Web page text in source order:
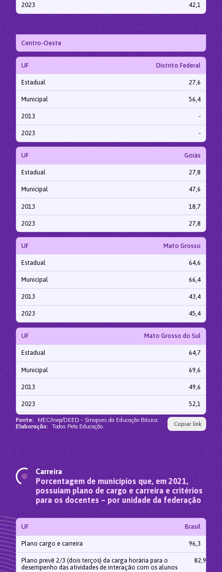
2023 42,1
Centro-Oeste
UF Distrito Federal
Estadual 27,6
Municipal 56,4
2013 -
2023 -
UF Goiás
Estadual 27,8
Municipal 47,6
2013 18,7
2023 27,8
UF Mato Grosso
Estadual 64,6
Municipal 66,4
2013 43,4
2023 45,4
UF Mato Grosso do Sul
Estadual 64,7
Municipal 69,6
2013 49,6
2023 52,1
Fonte:
MEC/Inep/DEED - Sinopses da Educação Básica.
Elaboração: Todos Pela Educação. Copiar link
Carreira
Porcentagem de municípios que, em 2021,
possuíam plano de cargo e carreira e critérios
para os docentes – por unidade da federação
UF Brasil
Plano cargo e carreira 96,3
Plano prevê 2/3 (dois terços) da carga horária para o
desempenho das atividades de interação com os alunos
82,9